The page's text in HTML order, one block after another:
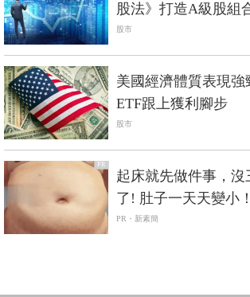
股法》打造A級股組
股市
美國經濟體質表現強
ETF跟上獲利腳步
股市
PR
起床就先做件事，
了! 肚子一天天變小！
PR・新素簡